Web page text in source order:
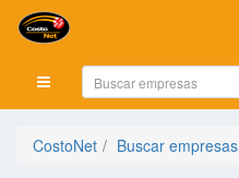
Mostrar menú
CostoNet Buscar empresas